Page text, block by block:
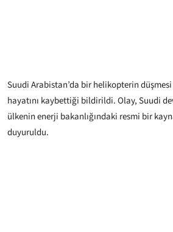
Suudi Arabistan’da bir helikopterin
hayatını kaybettiği bildirildi. Olay, Suudi
ülkenin enerji bakanlığındaki resmi bir
duyuruldu.